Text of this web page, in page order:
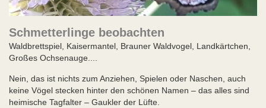
Schmetterlinge beobachten
Waldbrettspiel, Kaisermantel, Brauner Waldvogel, Landkärtchen,
Großes Ochsenauge....
Nein, das ist nichts zum Anziehen, Spielen oder Naschen, auch
keine Vögel stecken hinter den schönen Namen – das alles sind
heimische Tagfalter – Gaukler der Lüfte.